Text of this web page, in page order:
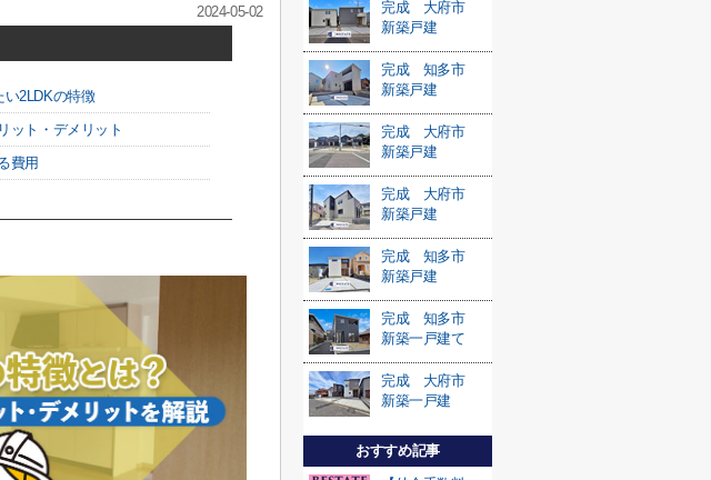
2024-05-02
2LDKの特徴
ット・デメリット
費用
完成 大府市
新築戸建
完成 知多市
新築戸建
完成 大府市
新築戸建
完成 大府市
新築戸建
完成 知多市
新築戸建
完成 知多市
新築一戸建て
完成 大府市
新築一戸建
おすすめ記事